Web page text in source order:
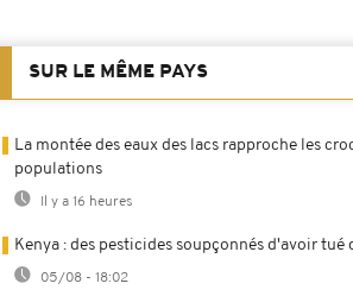
SUR LE MÊME PAYS
La montée des eaux des lacs rapproche les
populations
Il y a 16 heures
Kenya : des pesticides soupçonnés d'avoir tué
05/08 - 18:02